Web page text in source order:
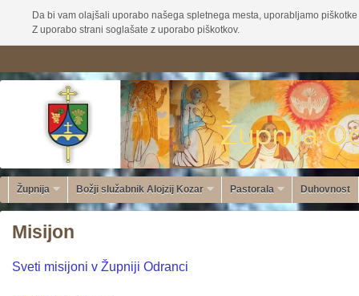
Da bi vam olajšali uporabo našega spletnega mesta, uporabljamo
Z uporabo strani soglašate z uporabo piškotkov.
Župnija Božji služabnik Alojzij Kozar Pastorala Duhovnost
Misijon
Sveti misijoni v Župniji Odranci